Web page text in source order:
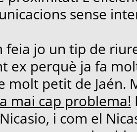
sense
feia jo un tip de
ex perquè ja fa
molt petit de Jaén.
mai cap problema!
i com el